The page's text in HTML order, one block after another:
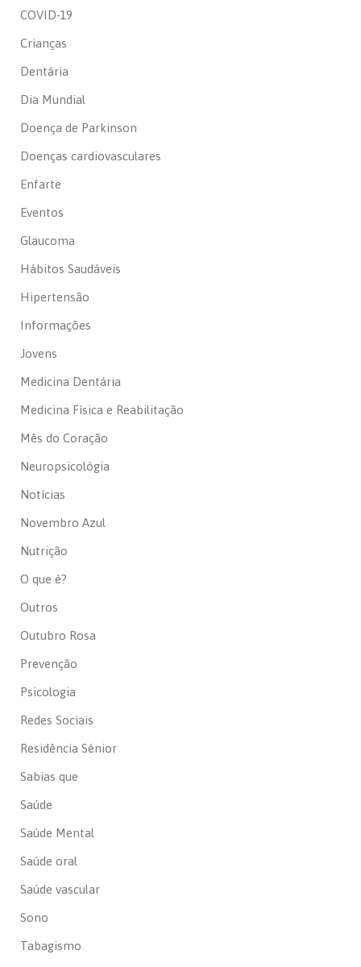
COVID-19
Crianças
Dentária
Dia Mundial
Doença de Parkinson
Doenças cardiovasculares
Enfarte
Eventos
Glaucoma
Hábitos Saudáveis
Hipertensão
Informações
Jovens
Medicina Dentária
Medicina Física e Reabilitação
Mês do Coração
Neuropsicológia
Notícias
Novembro Azul
Nutrição
O que é?
Outros
Outubro Rosa
Prevenção
Psicologia
Redes Sociais
Residência Sénior
Sabias que
Saúde
Saúde Mental
Saúde oral
Saúde vascular
Sono
Tabagismo